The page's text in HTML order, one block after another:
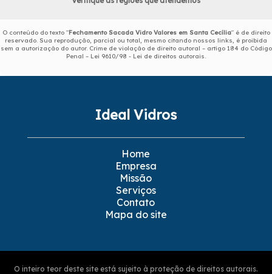
O conteúdo do texto "Fechamento Sacada Vidro Valores em Santa Cecília" é de direito
reservado. Sua reprodução, parcial ou total, mesmo citando nossos links, é proibida
sem a autorização do autor. Crime de violação de direito autoral – artigo 184 do Código
Penal – Lei 9610/98 - Lei de direitos autorais
Ideal Vidros
Home
Empresa
Missão
Serviços
Contato
Mapa do site
O inteiro teor deste site está sujeito à proteção de direitos autorais.